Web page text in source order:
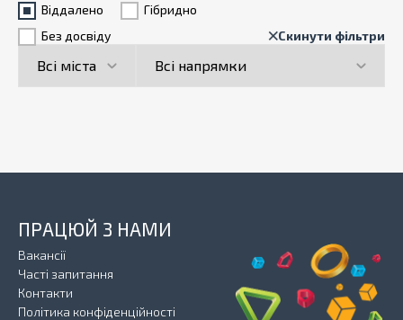
Віддалено
Гiбридно
Без досвіду
Скинути фільтри
ПРАЦЮЙ З НАМИ
Вакансії
Часті запитання
Контакти
Політика конфіденційності